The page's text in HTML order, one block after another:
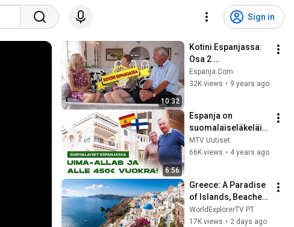
Sign in
10:32
Kotini Espanjassa:
Osa 2
Kattohuoneisto
Fuengirolan
Espanja.Com
32K views • 9 years ago
6:56
Espanja on
suomalaiseläkeläist
en suosiossa!
Millaisen vuokra-
MTV Uutiset
66K views • 4 years ago
Greece: A Paradise
of Islands, Beaches,
and Unforgettable
Landscapes | 4K
WorldExplorerTV PT
17K views • 2 days ago